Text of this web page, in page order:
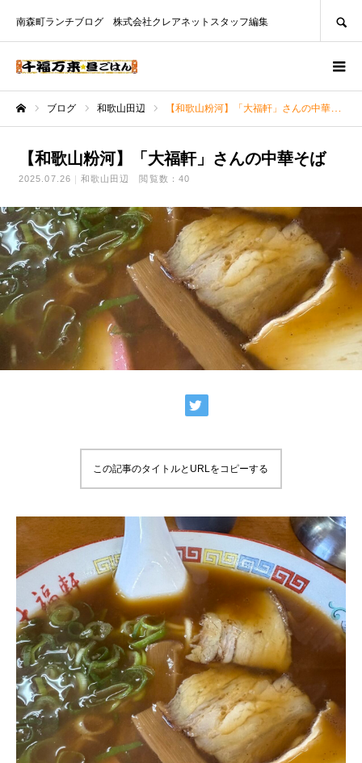
南森町ランチブログ 株式会社クレアネットスタッフ編集
ブログ 和歌山田辺 【和歌山粉河】「大福軒」さんの中華そば
【和歌山粉河】「大福軒」さんの中華そば
2025.07.26 和歌山田辺 閲覧数：40
この記事のタイトルとURLをコピーする